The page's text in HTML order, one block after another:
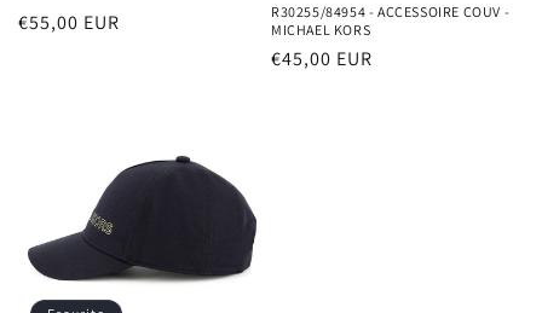
Prezzo
€55,00 EUR
R30255/84954 - ACCESSOIRE COUV -
MICHAEL KORS
Prezzo
€45,00 EUR